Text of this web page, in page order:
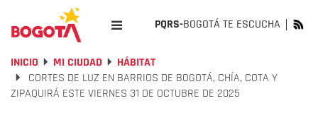
PQRS-BOGOTÁ TE ESCUCHA
INICIO MI CIUDAD
HÁBITAT
CORTES DE LUZ EN BARRIOS DE BOGOTÁ, CHÍA, COTA Y
ZIPAQUIRÁ ESTE VIERNES 31 DE OCTUBRE DE 2025